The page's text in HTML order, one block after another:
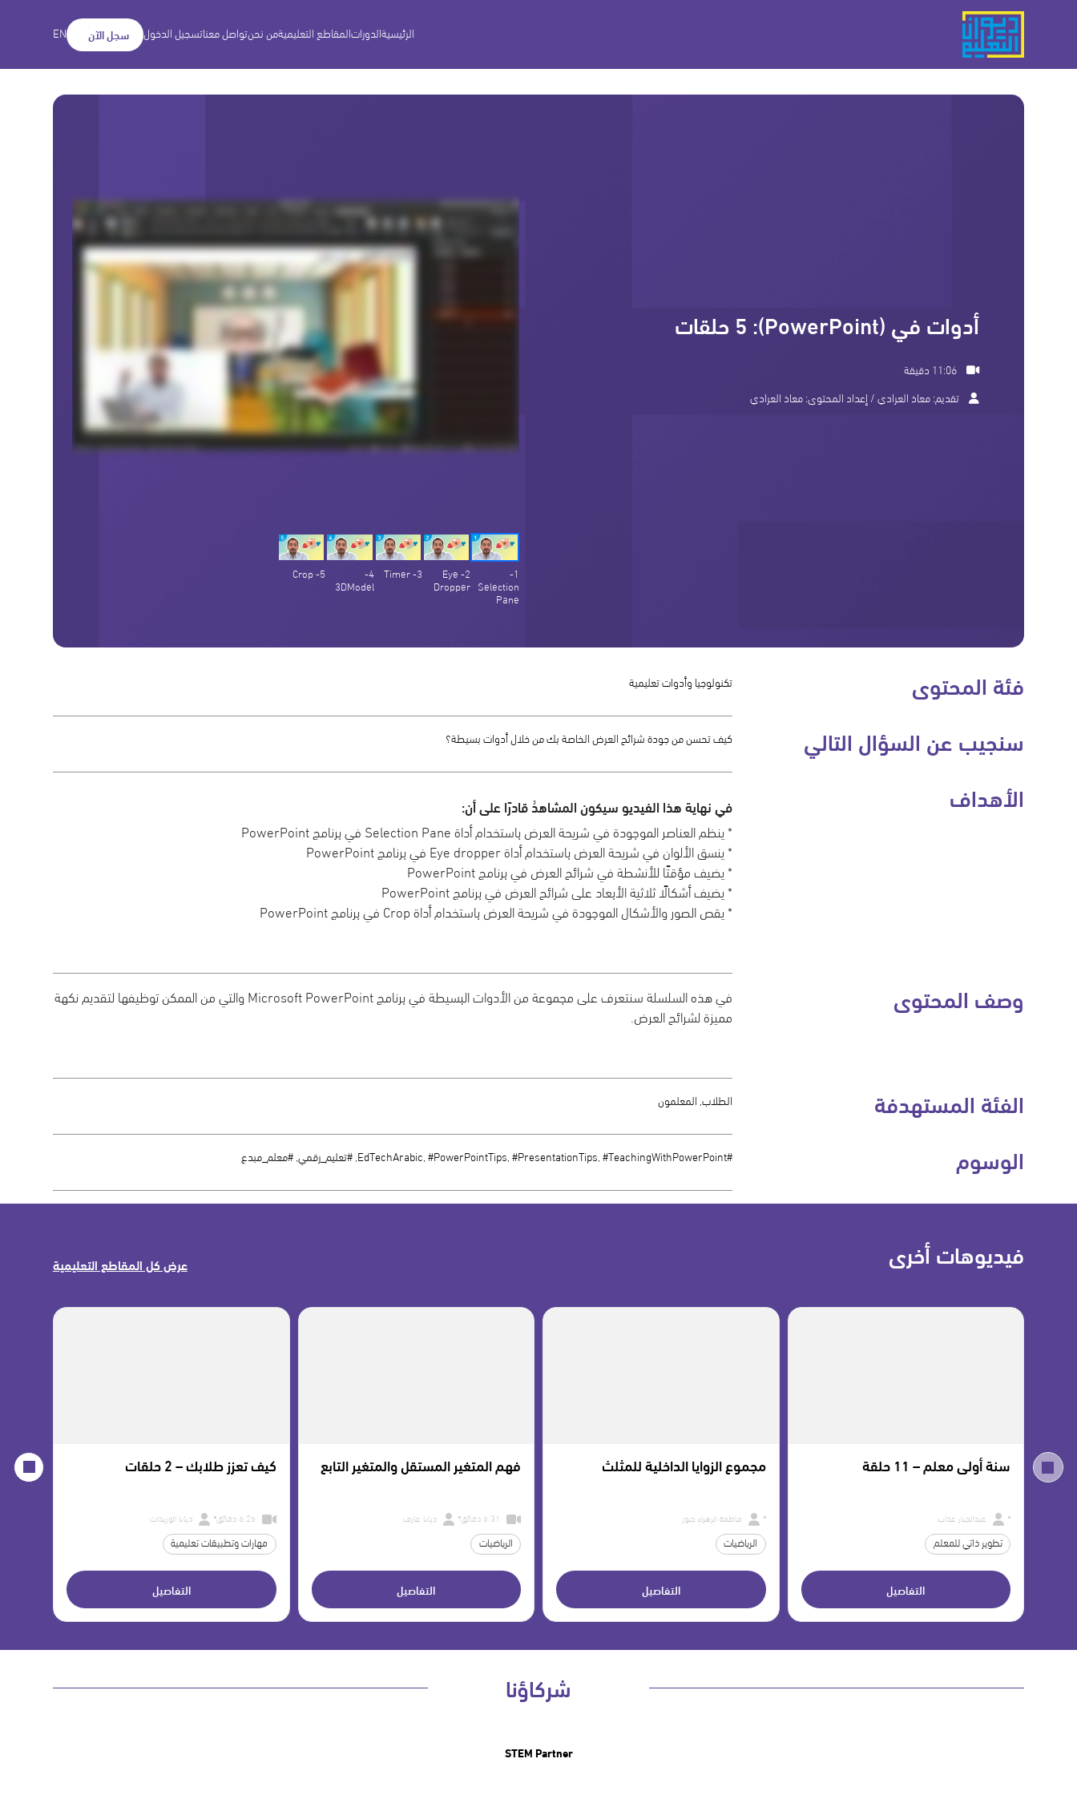
الرئيسيةالدوراتالمقاطع التعليميةمن نحنتواصل معناتسجيل الدخول سجل الآن EN
أدوات في (PowerPoint): 5 حلقات
تقديم:معاذ العرادي / إعداد المحتوى:معاذ العرادي
1-
Selection
Pane
2- Eye
Dropper
3- Timer
4-
3DModel
5- Crop
تكنولوجيا وأدوات تعليمية فئة المحتوى
كيف تحسن من جودة شرائح العرض الخاصة بك من خلال أدوات بسيطة؟ سنجيب عن السؤال التالي
في نهاية هذا الفيديو سيكون المشاهدُ قادرًا على أن:
* ينظم العناصر الموجودة في شريحة العرض باستخدام أداة Selection Pane في برنامج PowerPoint
* ينسق الألوان في شريحة العرض باستخدام أداة Eye dropper في برنامج PowerPoint
* يضيف مؤقتًا للأنشطة في شرائح العرض في برنامج PowerPoint
* يضيف أشكالًا ثلاثية الأبعاد على شرائح العرض في برنامج PowerPoint
* يقص الصور والأشكال الموجودة في شريحة العرض باستخدام أداة Crop في برنامج PowerPoint
الأهداف
في هذه السلسلة سنتعرف على مجموعة من الأدوات البسيطة في برنامج Microsoft PowerPoint والتي من الممكن توظيفها لتقديم نكهة
مميزة لشرائح العرض.
وصف المحتوى
الطلاب, المعلمون الفئة المستهدفة
#EdTechArabic, #PowerPointTips, #PresentationTips, #TeachingWithPowerPoint, #تعليم_رقمي, #معلم_مبدع الوسوم
فيديوهات أخرى عرض كل المقاطع التعليمية
سنة أولى معلم – 11 حلقة
عبدالجبار عذاب
تطوير ذاتي للمعلم
التفاصيل
مجموع الزوايا الداخلية للمثلث
فاطمة الزهراء جبور
الرياضيات
التفاصيل
فهم المتغير المستقل والمتغير التابع
6:31 دقائق ديانا عارف
الرياضيات
التفاصيل
كيف تعزز طلابك – 2 حلقات
6:26 دقائق ديانا الوريدات
مهارات وتطبيقات تعليمية
التفاصيل
كيف
شركاؤنا
STEM Partner